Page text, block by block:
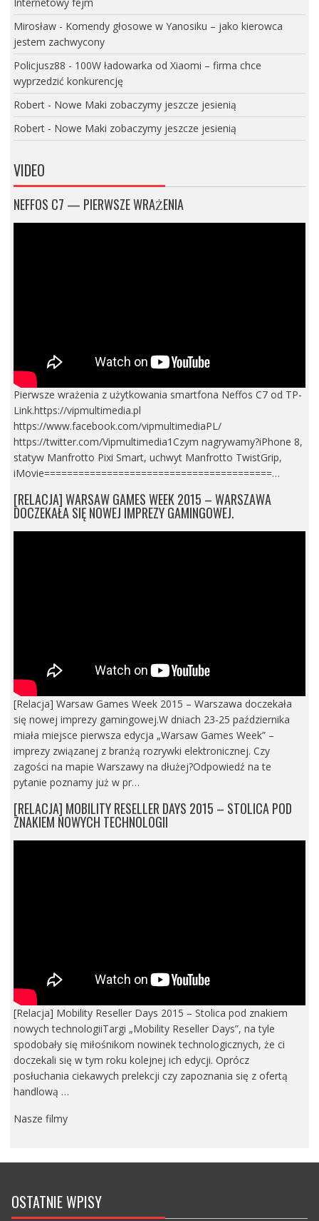
Internetowy fejm
Mirosław- Komendy głosowe w Yanosiku – jako kierowca
jestem zachwycony
Policjusz88 - 100W ładowarka od Xiaomi – firma chce
wyprzedzić konkurencję
Robert- Nowe Maki zobaczymy jeszcze jesienią
Robert- Nowe Maki zobaczymy jeszcze jesienią
VIDEO
NEFFOS C7 — PIERWSZE WRAŻENIA
Pierwsze wrażenia z użytkowania smartfona Neffos C7 od TP-
Link.https://vipmultimedia.pl
https://www.facebook.com/vipmultimediaPL/
https://twitter.com/Vipmultimedia1Czym nagrywamy?iPhone 8,
statyw Manfrotto Pixi Smart, uchwyt Manfrotto TwistGrip,
iMovie========================================…
[RELACJA] WARSAW GAMES WEEK 2015 – WARSZAWA
DOCZEKAŁA SIĘ NOWEJ IMPREZY GAMINGOWEJ.
[Relacja] Warsaw Games Week 2015 – Warszawa doczekała
się nowej imprezy gamingowej.W dniach 23-25 października
miała miejsce pierwsza edycja „Warsaw Games Week” –
imprezy związanej z branżą rozrywki elektronicznej. Czy
zagości na mapie Warszawy na dłużej?Odpowiedź na te
pytanie poznamy już w pr…
[RELACJA] MOBILITY RESELLER DAYS 2015 – STOLICA POD
ZNAKIEM NOWYCH TECHNOLOGII
[Relacja] Mobility Reseller Days 2015 – Stolica pod znakiem
nowych technologiiTargi „Mobility Reseller Days”, na tyle
spodobały się miłośnikom nowinek technologicznych, że ci
doczekali się w tym roku kolejnej ich edycji. Oprócz
posłuchania ciekawych prelekcji czy zapoznania się z ofertą
handlową …
Nasze filmy
OSTATNIE WPISY